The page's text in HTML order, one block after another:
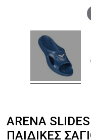
ARENA
ΠΑΙΔΙΚΈΣ